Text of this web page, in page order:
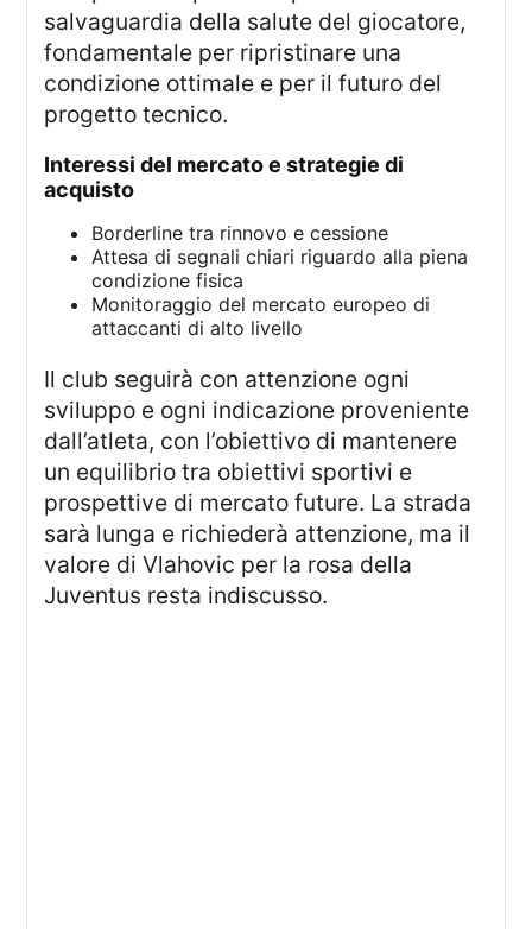
salvaguardia della salute del giocatore,
fondamentale per ripristinare una
condizione ottimale e per il futuro del
progetto tecnico.
interessi del mercato e strategie di
acquisto
Borderline tra rinnovo e cessione
Attesa di segnali chiari riguardo alla piena
condizione fisica
Monitoraggio del mercato europeo di
attaccanti di alto livello
Il club seguirà con attenzione ogni
sviluppo e ogni indicazione proveniente
dall’atleta, con l’obiettivo di mantenere
un equilibrio tra obiettivi sportivi e
prospettive di mercato future. La strada
sarà lunga e richiederà attenzione, ma il
valore di Vlahovic per la rosa della
Juventus resta indiscusso.